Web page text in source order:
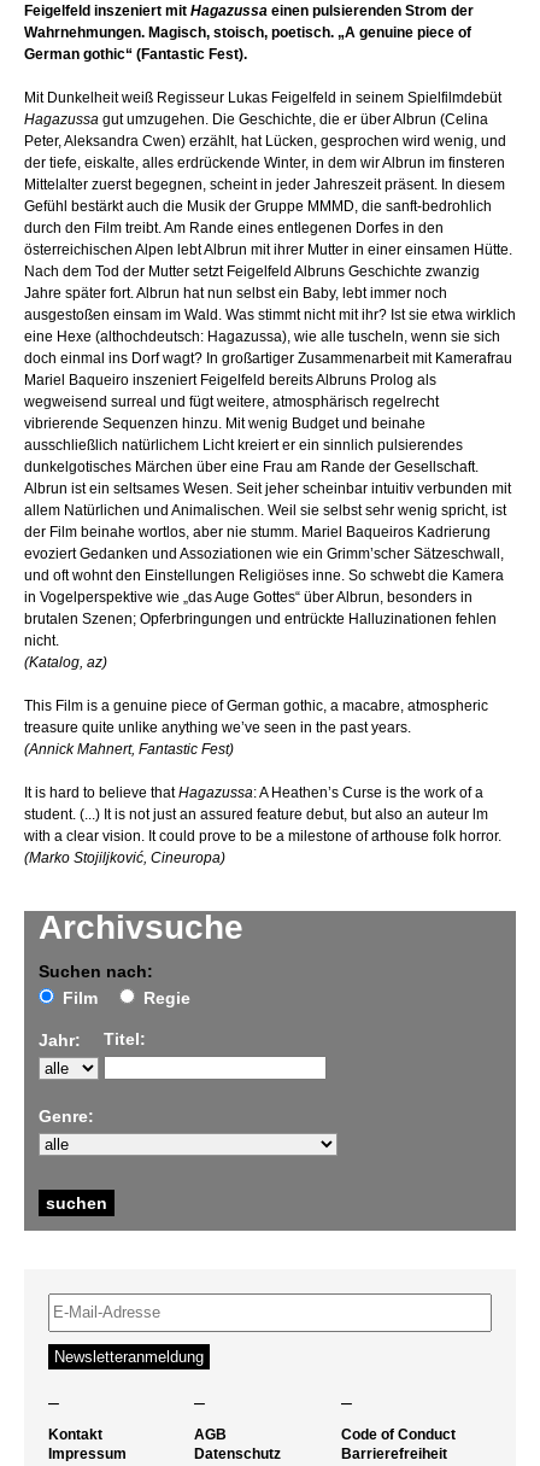
Archivsuche
Suchen nach:
Film
Regie
Jahr: Titel:
Genre:
Feigelfeld inszeniert mit Hagazussa einen pulsierenden Strom der
Wahrnehmungen. Magisch, stoisch, poetisch. „A genuine piece of
German gothic“ (Fantastic Fest).
Mit Dunkelheit weiß Regisseur Lukas Feigelfeld in seinem Spielfilmdebüt
Hagazussa gut umzugehen. Die Geschichte, die er über Albrun (Celina
Peter, Aleksandra Cwen) erzählt, hat Lücken, gesprochen wird wenig, und
der tiefe, eiskalte, alles erdrückende Winter, in dem wir Albrun im finsteren
Mittelalter zuerst begegnen, scheint in jeder Jahreszeit präsent. In diesem
Gefühl bestärkt auch die Musik der Gruppe MMMD, die sanft-bedrohlich
durch den Film treibt. Am Rande eines entlegenen Dorfes in den
österreichischen Alpen lebt Albrun mit ihrer Mutter in einer einsamen Hütte.
Nach dem Tod der Mutter setzt Feigelfeld Albruns Geschichte zwanzig
Jahre später fort. Albrun hat nun selbst ein Baby, lebt immer noch
ausgestoßen einsam im Wald. Was stimmt nicht mit ihr? Ist sie etwa wirklich
eine Hexe (althochdeutsch: Hagazussa), wie alle tuscheln, wenn sie sich
doch einmal ins Dorf wagt? In großartiger Zusammenarbeit mit Kamerafrau
Mariel Baqueiro inszeniert Feigelfeld bereits Albruns Prolog als
wegweisend surreal und fügt weitere, atmosphärisch regelrecht
vibrierende Sequenzen hinzu. Mit wenig Budget und beinahe
ausschließlich natürlichem Licht kreiert er ein sinnlich pulsierendes
dunkelgotisches Märchen über eine Frau am Rande der Gesellschaft.
Albrun ist ein seltsames Wesen. Seit jeher scheinbar intuitiv verbunden mit
allem Natürlichen und Animalischen. Weil sie selbst sehr wenig spricht, ist
der Film beinahe wortlos, aber nie stumm. Mariel Baqueiros Kadrierung
evoziert Gedanken und Assoziationen wie ein Grimm’scher Sätzeschwall,
und oft wohnt den Einstellungen Religiöses inne. So schwebt die Kamera
in Vogelperspektive wie „das Auge Gottes“ über Albrun, besonders in
brutalen Szenen; Opferbringungen und entrückte Halluzinationen fehlen
nicht.
(Katalog, az)
This Film is a genuine piece of German gothic, a macabre, atmospheric
treasure quite unlike anything we’ve seen in the past years.
(Annick Mahnert, Fantastic Fest)
It is hard to believe thatHagazussa: A Heathen’s Curse is the work of a
student. (...) It is not just an assured feature debut, but also an auteur lm
with a clear vision. It could prove to be a milestone of arthouse folk horror.
(Marko Stojiljković, Cineuropa)
– – –
Kontakt
Impressum
AGB
Datenschutz
Code of Conduct
Barrierefreiheit